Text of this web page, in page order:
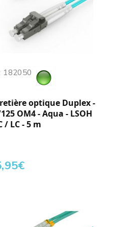
182050
optique Duplex -
OM4 - Aqua - LSOH
/ LC - 5 m
€